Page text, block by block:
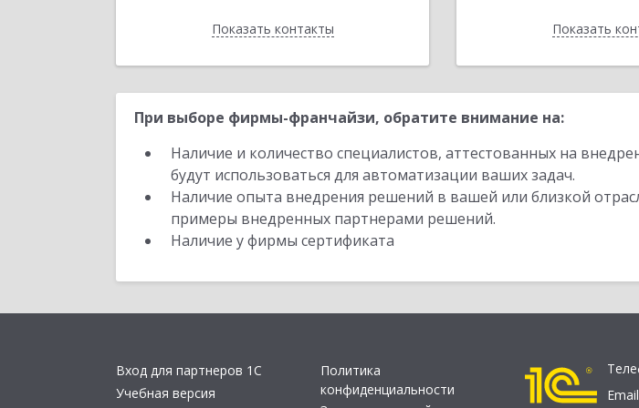
Показать контакты
Назад ПоказатьНазад
При выборе фирмы-франчайзи, обратите внимание на:
Наличие и количество специалистов, аттестованных на
будут использоваться для автоматизации ваших задач.
Наличие опыта внедрения решений в вашей или близкой
примеры внедренных партнерами решений.
Наличие у фирмы сертификата
Вход для партнеров 1С
Учебная версия
Политика
конфиденциальности